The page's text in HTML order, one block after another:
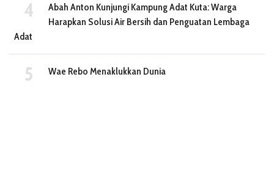
Abah Anton Kunjungi Kampung Adat Kuta: Warga
Harapkan Solusi Air Bersih dan Penguatan Lembaga
Adat
Wae Rebo Menaklukkan Dunia